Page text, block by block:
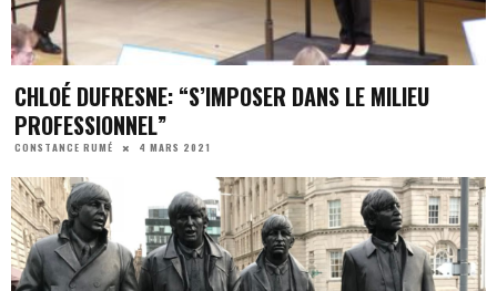
CHLOÉ DUFRESNE: “S’IMPOSER DANS LE MILIEU
PROFESSIONNEL”
CONSTANCE RUMÉ 4 MARS 2021